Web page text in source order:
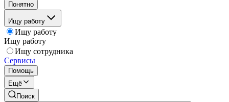
Понятно
Ищу работу
Ищу работу
Ищу работу
Ищу сотрудника
Сервисы
Помощь
Ещё
Поиск